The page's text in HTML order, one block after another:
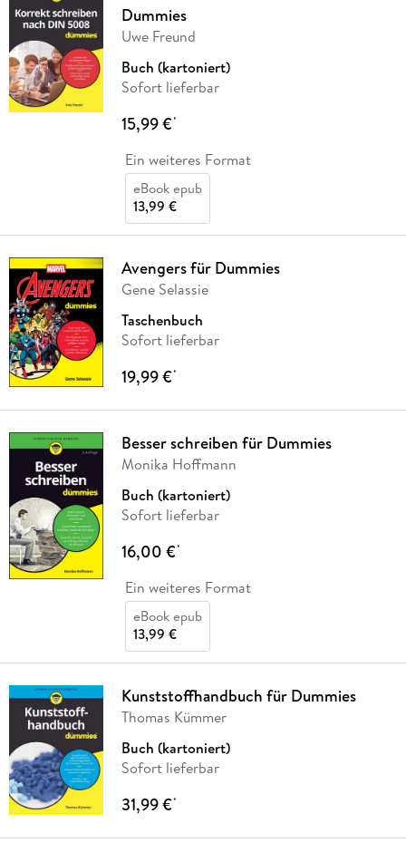
Dummies
Uwe Freund
Buch (kartoniert)
Sofort lieferbar
15,99 €*
Ein weiteres Format
eBook epub
13,99 €
Avengers für Dummies
Gene Selassie
Taschenbuch
Sofort lieferbar
19,99 €*
Besser schreiben für Dummies
Monika Hoffmann
Buch (kartoniert)
Sofort lieferbar
16,00 €*
Ein weiteres Format
eBook epub
13,99 €
Kunststoffhandbuch für Dummies
Thomas Kümmer
Buch (kartoniert)
Sofort lieferbar
31,99 €*